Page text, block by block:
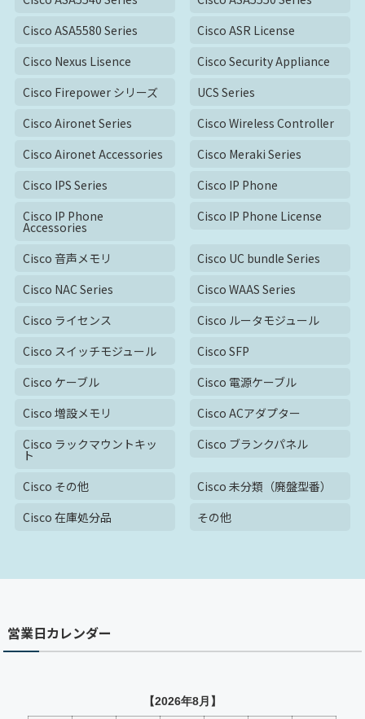
Cisco ASA5580 Series
Cisco ASR License
Cisco Nexus Lisence
Cisco Security Appliance
Cisco Firepower シリーズ
UCS Series
Cisco Aironet Series
Cisco Wireless Controller
Cisco Aironet Accessories
Cisco Meraki Series
Cisco IPS Series
Cisco IP Phone
Cisco IP Phone
Accessories
Cisco IP Phone License
Cisco 音声メモリ
Cisco UC bundle Series
Cisco NAC Series
Cisco WAAS Series
Cisco ライセンス
Cisco ルータモジュール
Cisco スイッチモジュール
Cisco SFP
Cisco ケーブル
Cisco 電源ケーブル
Cisco 増設メモリ
Cisco ACアダプター
Cisco ラックマウントキッ
ト
Cisco ブランクパネル
Cisco その他
Cisco 未分類（廃盤型番）
Cisco 在庫処分品
その他
営業日カレンダー